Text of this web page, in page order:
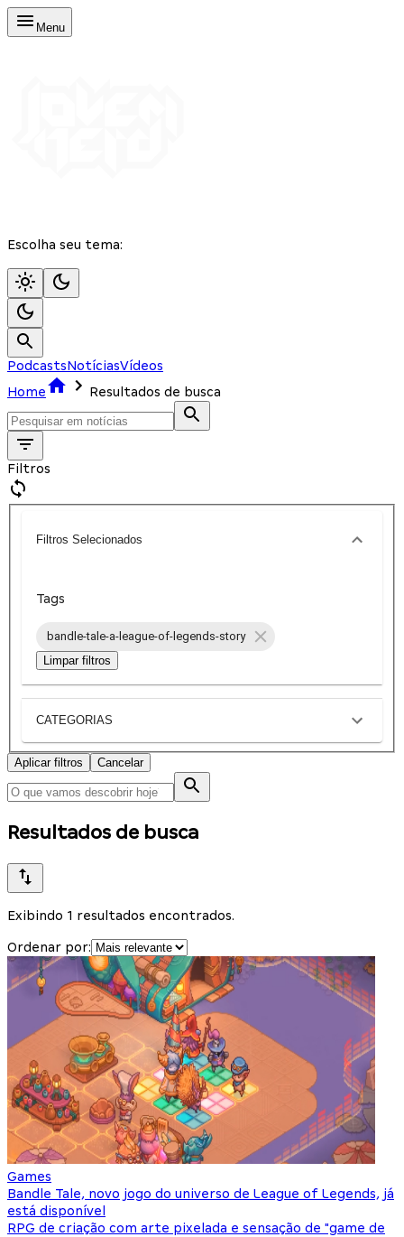
Menu
Escolha seu tema:
PodcastsNotíciasVídeos
Home
Resultados de busca
Filtros
Filtros Selecionados
Tags
bandle-tale-a-league-of-legends-story
Limpar filtros
CATEGORIAS
Aplicar filtros Cancelar
Resultados de busca
Exibindo 1 resultados encontrados.
Ordenar por:
Games
Bandle Tale, novo jogo do universo de League of Legends, já
está disponível
RPG de criação com arte pixelada e sensação de "game de